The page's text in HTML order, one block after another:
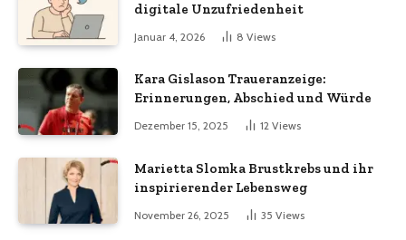
digitale Unzufriedenheit
Januar 4, 2026 8 Views
Kara Gislason Traueranzeige:
Erinnerungen, Abschied und Würde
Dezember 15, 2025 12 Views
Marietta Slomka Brustkrebs und ihr
inspirierender Lebensweg
November 26, 2025 35 Views